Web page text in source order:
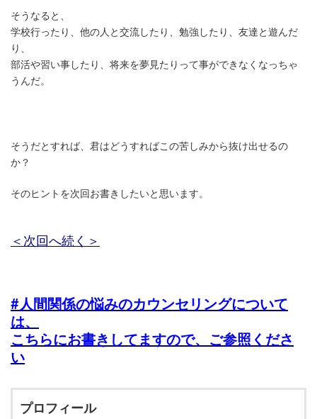
そうなると、
学校行ったり、他の人と交流したり、勉強したり、友達と遊んだ
り、
部活や習い事したり、将来を夢見たりって事ができなくなっちゃ
うんだ。
そうだとすれば、君はどうすればこの苦しみから抜け出せるの
か？
そのヒントを次回お書きしたいと思います。
＜次回へ続く＞
#人間関係の悩みのカウンセリングについて
は、
こちらにお書きしてますので、ご参照くださ
い
プロフィール